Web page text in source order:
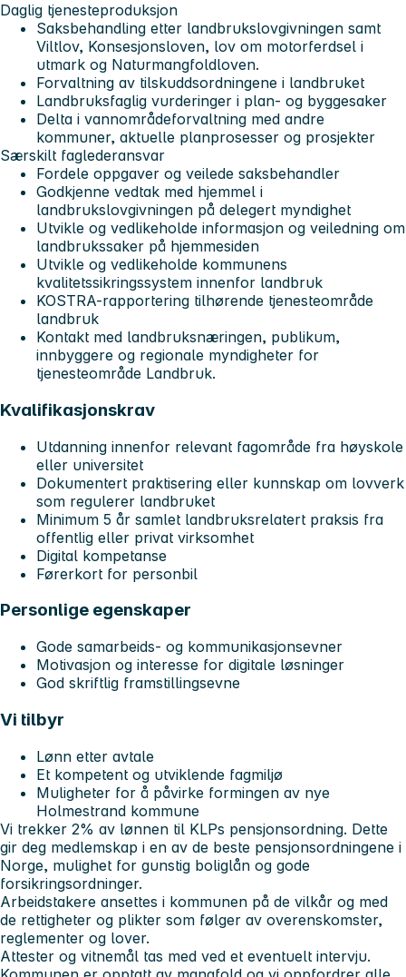
Daglig tjenesteproduksjon
Saksbehandling etter landbrukslovgivningen samt
Viltlov, Konsesjonsloven, lov om motorferdsel i
utmark og Naturmangfoldloven.
Forvaltning av tilskuddsordningene i landbruket
Landbruksfaglig vurderinger i plan- og byggesaker
Delta i vannområdeforvaltning med andre
kommuner, aktuelle planprosesser og prosjekter
Særskilt faglederansvar
Fordele oppgaver og veilede saksbehandler
Godkjenne vedtak med hjemmel i
landbrukslovgivningen på delegert myndighet
Utvikle og vedlikeholde informasjon og veiledning om
landbrukssaker på hjemmesiden
Utvikle og vedlikeholde kommunens
kvalitetssikringssystem innenfor landbruk
KOSTRA-rapportering tilhørende tjenesteområde
landbruk
Kontakt med landbruksnæringen, publikum,
innbyggere og regionale myndigheter for
tjenesteområde Landbruk.
Kvalifikasjonskrav
Utdanning innenfor relevant fagområde fra høyskole
eller universitet
Dokumentert praktisering eller kunnskap om lovverk
som regulerer landbruket
Minimum 5 år samlet landbruksrelatert praksis fra
offentlig eller privat virksomhet
Digital kompetanse
Førerkort for personbil
Personlige egenskaper
Gode samarbeids- og kommunikasjonsevner
Motivasjon og interesse for digitale løsninger
God skriftlig framstillingsevne
Vi tilbyr
Lønn etter avtale
Et kompetent og utviklende fagmiljø
Muligheter for å påvirke formingen av nye
Holmestrand kommune
Vi trekker 2% av lønnen til KLPs pensjonsordning. Dette
gir deg medlemskap i en av de beste pensjonsordningene i
Norge, mulighet for gunstig boliglån og gode
forsikringsordninger.
Arbeidstakere ansettes i kommunen på de vilkår og med
de rettigheter og plikter som følger av overenskomster,
reglementer og lover.
Attester og vitnemål tas med ved et eventuelt intervju.